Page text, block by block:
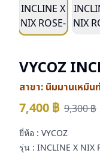
VYCOZ
สาขา: นิมมานเหมิน
7,400 ฿ 9,300฿
ยี่ห้อ : VYCOZ
รุ่น : INCLINE X NIX